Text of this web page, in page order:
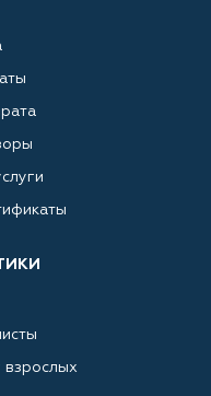
взрослых